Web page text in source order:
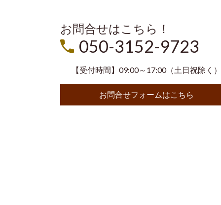
お問合せはこちら！
050-3152-9723
【受付時間】09:00～17:00（土日祝除く）
お問合せフォームはこちら